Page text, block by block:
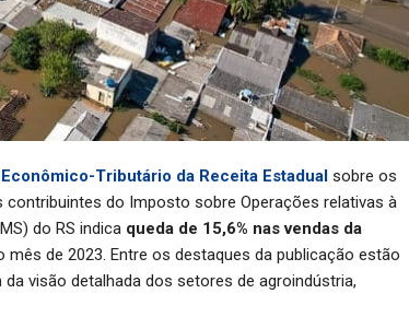
Tributário da Receita Estadual sobre os
do Imposto sobre Operações relativas à
do RS indica queda de 15,6% nas vendas da
de 2023. Entre os destaques da publicação estão
visão detalhada dos setores de agroindústria,